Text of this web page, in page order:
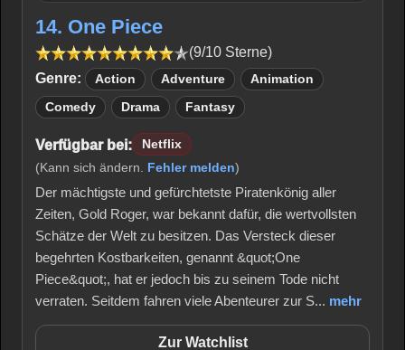
14. One Piece
(9/10 Sterne)
Genre:
Action Adventure Animation
Comedy Drama Fantasy
Verfügbar bei:
Netflix
(Kann sich ändern. Fehler melden)
Der mächtigste und gefürchtetste Piratenkönig aller
Zeiten, Gold Roger, war bekannt dafür, die wertvollsten
Schätze der Welt zu besitzen. Das Versteck dieser
begehrten Kostbarkeiten, genannt &quot;One
Piece&quot;, hat er jedoch bis zu seinem Tode nicht
verraten. Seitdem fahren viele Abenteurer zur S... mehr
Zur Watchlist